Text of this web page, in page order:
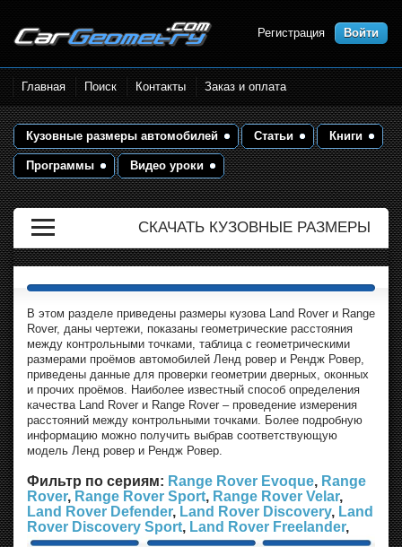
Размеры кузова автомобилей.
Контрольные точки и кузовные
размеры. Геометрия кузова
Регистрация Войти
Главная Поиск Контакты Заказ и оплата
Кузовные размеры автомобилей Статьи Книги
Программы Видео уроки
СКАЧАТЬ КУЗОВНЫЕ РАЗМЕРЫ
В этом разделе приведены размеры кузова Land Rover и Range
Rover, даны чертежи, показаны геометрические расстояния
между контрольными точками, таблица с геометрическими
размерами проёмов автомобилей Ленд ровер и Рендж Ровер,
приведены данные для проверки геометрии дверных, оконных
и прочих проёмов. Наиболее известный способ определения
качества Land Rover и Range Rover – проведение измерения
расстояний между контрольными точками. Более подробную
информацию можно получить выбрав соответствующую
модель Ленд ровер и Рендж Ровер.
Фильтр по сериям: Range Rover Evoque, Range
Rover, Range Rover Sport, Range Rover Velar,
Land Rover Defender, Land Rover Discovery, Land
Rover Discovery Sport, Land Rover Freelander,